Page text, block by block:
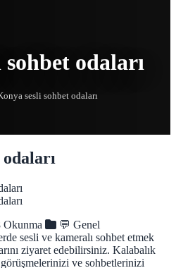
odaları
sesli sohbet odaları
Okunma
💬 Genel
sesli ve kameralı sohbet etmek
ziyaret edebilirsiniz. Kalabalık
ve sohbetlerinizi